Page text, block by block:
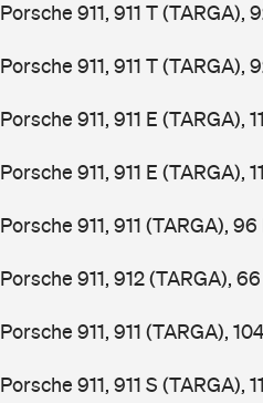
Porsche 911, 911 T (TARGA),
Porsche 911, 911 T (TARGA),
Porsche 911, 911 E (TARGA),
Porsche 911, 911 E (TARGA),
Porsche 911, 911 (TARGA),
Porsche 911, 912 (TARGA),
Porsche 911, 911 (TARGA),
Porsche 911, 911 S (TARGA),